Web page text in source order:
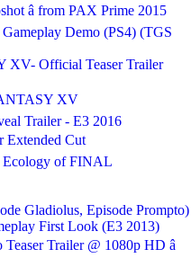
â from PAX Prime 2015
Demo (PS4) (TGS
Official Teaser Trailer
XV
Trailer - E3 2016
Extended Cut
Ecology of FINAL
Gladiolus, Episode Prompto)
First Look (E3 2013)
Trailer @ 1080p HD â